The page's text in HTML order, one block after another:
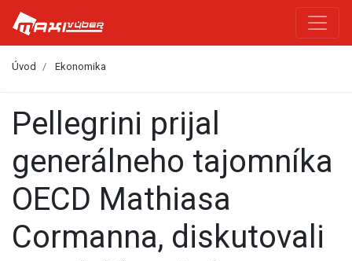
Úvod Ekonomika
Pellegrini prijal
generálneho tajomníka
OECD Mathiasa
Cormanna, diskutovali